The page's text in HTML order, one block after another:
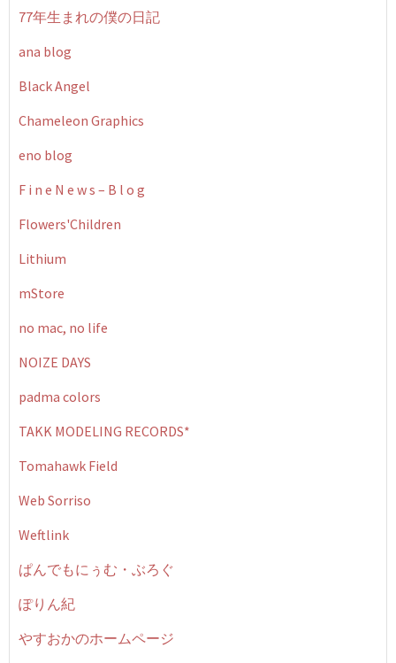
77年生まれの僕の日記
ana blog
Black Angel
Chameleon Graphics
eno blog
F i n e N e w s – B l o g
Flowers'Children
Lithium
mStore
no mac, no life
NOIZE DAYS
padma colors
TAKK MODELING RECORDS*
Tomahawk Field
Web Sorriso
Weftlink
ぱんでもにぅむ・ぶろぐ
ぽりん紀
やすおかのホームページ